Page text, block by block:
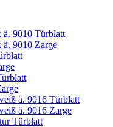
ä. 9010 Türblatt
ä. 9010 Zarge
ä. 9016 Türblatt
ä. 9016 Zarge
Türblatt